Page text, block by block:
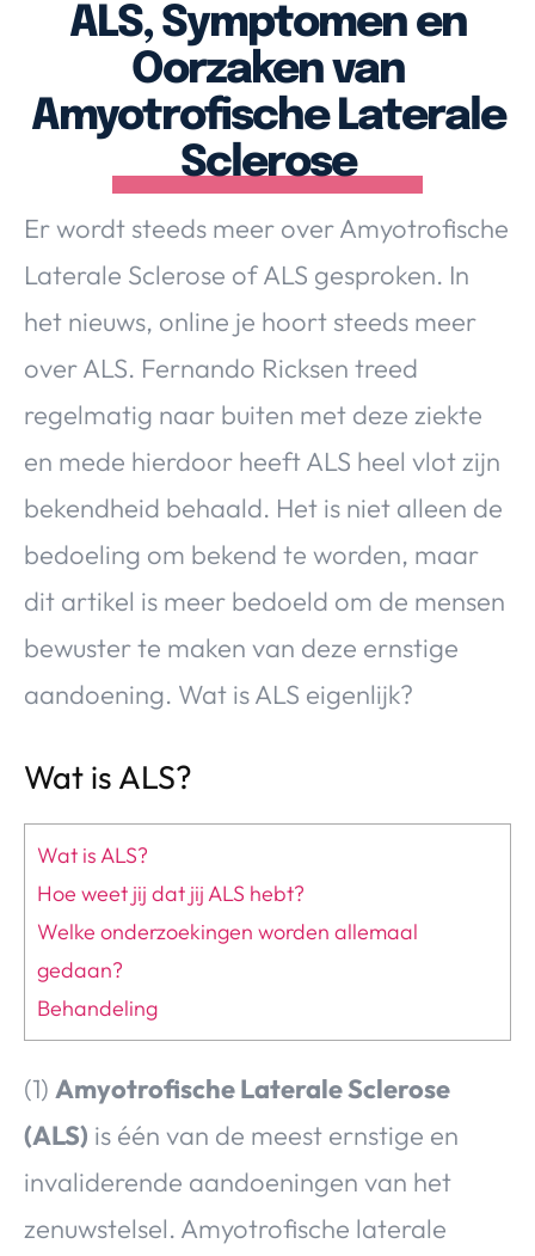
De Top 5
Contact
VALERIE'S CHOICE
Food & Drinks Health & Beauty Gadgets
Huis & Tuin
ALS, Symptomen en
Oorzaken van
Amyotrofische Laterale
Sclerose
Er wordt steeds meer over Amyotrofische
Laterale Sclerose of ALS gesproken. In
het nieuws, online je hoort steeds meer
over ALS. Fernando Ricksen treed
regelmatig naar buiten met deze ziekte
en mede hierdoor heeft ALS heel vlot zijn
bekendheid behaald. Het is niet alleen de
bedoeling om bekend te worden, maar
dit artikel is meer bedoeld om de mensen
bewuster te maken van deze ernstige
aandoening. Wat is ALS eigenlijk?
Wat is ALS?
Wat is ALS?
Hoe weet jij dat jij ALS hebt?
Welke onderzoekingen worden allemaal
gedaan?
Behandeling
(1) Amyotrofische Laterale Sclerose
(ALS) is één van de meest ernstige en
invaliderende aandoeningen van het
zenuwstelsel. Amyotrofische laterale